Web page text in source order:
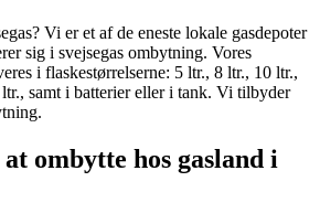
Vi er et af de eneste lokale gasdepoter
sig i svejsegas ombytning. Vores
i flaskestørrelserne: 5 ltr., 8 ltr., 10 ltr.,
samt i batterier eller i tank. Vi tilbyder
at ombytte hos gasland i